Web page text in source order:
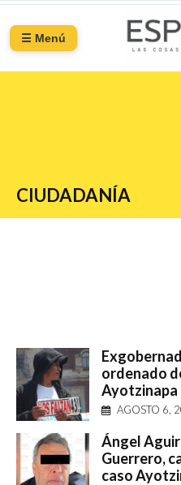
☰ Menú
CIUDADANÍA
ordenado
Ayotzinapa
AGOSTO 6,
Ángel
Guerrero,
caso